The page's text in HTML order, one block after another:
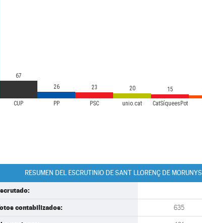
CUP PP PSC unio.cat CatSíqueesPot
67
26
23 20 15
RESUMEN DEL ESCRUTINIO DE SANT LLORENÇ DE MORUNYS
contabilizados: 635